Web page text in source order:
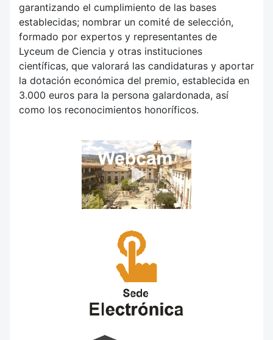
garantizando el cumplimiento de las bases
establecidas; nombrar un comité de selección,
formado por expertos y representantes de
Lyceum de Ciencia y otras instituciones
científicas, que valorará las candidaturas y aportar
la dotación económica del premio, establecida en
3.000 euros para la persona galardonada, así
como los reconocimientos honoríficos.